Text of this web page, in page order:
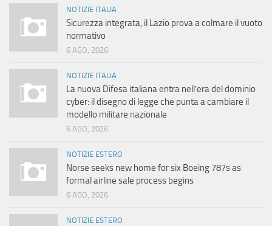
NOTIZIE ITALIA
Sicurezza integrata, il Lazio prova a colmare il vuoto
normativo
6 AGO, 2026
NOTIZIE ITALIA
La nuova Difesa italiana entra nell’era del dominio
cyber: il disegno di legge che punta a cambiare il
modello militare nazionale
6 AGO, 2026
NOTIZIE ESTERO
Norse seeks new home for six Boeing 787s as
formal airline sale process begins
6 AGO, 2026
NOTIZIE ESTERO